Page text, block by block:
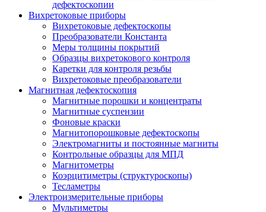
дефектоскопии
Вихретоковые приборы
Вихретоковые дефектоскопы
Преобразователи Константа
Меры толщины покрытий
Образцы вихретокового контроля
Каретки для контроля резьбы
Вихретоковые преобразователи
Магнитная дефектоскопия
Магнитные порошки и концентраты
Магнитные суспензии
Фоновые краски
Магнитопорошковые дефектоскопы
Электромагниты и постоянные магниты
Контрольные образцы для МПД
Магнитометры
Коэрцитиметры (структуроскопы)
Тесламетры
Электроизмерительные приборы
Мультиметры